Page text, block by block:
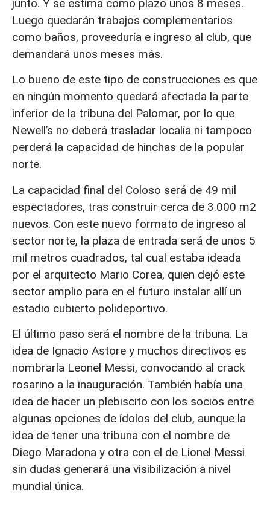
junto. Y se estima como plazo unos 8 meses.
Luego quedarán trabajos complementarios
como baños, proveeduría e ingreso al club, que
demandará unos meses más.
Lo bueno de este tipo de construcciones es que
en ningún momento quedará afectada la parte
inferior de la tribuna del Palomar, por lo que
Newell’s no deberá trasladar localía ni tampoco
perderá la capacidad de hinchas de la popular
norte.
La capacidad final del Coloso será de 49 mil
espectadores, tras construir cerca de 3.000 m2
nuevos. Con este nuevo formato de ingreso al
sector norte, la plaza de entrada será de unos 5
mil metros cuadrados, tal cual estaba ideada
por el arquitecto Mario Corea, quien dejó este
sector amplio para en el futuro instalar allí un
estadio cubierto polideportivo.
El último paso será el nombre de la tribuna. La
idea de Ignacio Astore y muchos directivos es
nombrarla Leonel Messi, convocando al crack
rosarino a la inauguración. También había una
idea de hacer un plebiscito con los socios entre
algunas opciones de ídolos del club, aunque la
idea de tener una tribuna con el nombre de
Diego Maradona y otra con el de Lionel Messi
sin dudas generará una visibilización a nivel
mundial única.